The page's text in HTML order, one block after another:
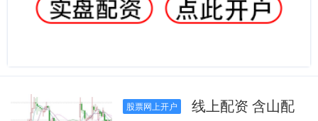
股票网上开户
线上配资 含山配